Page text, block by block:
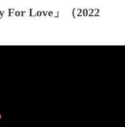
For Love」（2022